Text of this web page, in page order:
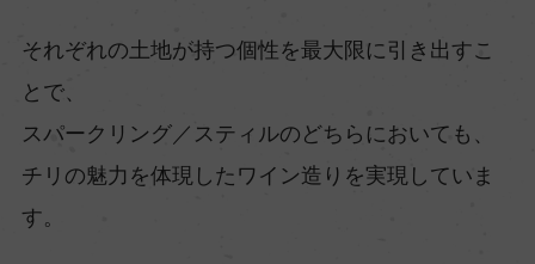
それぞれの土地が持つ個性を最大限に引き出すこ
とで、
スパークリング／スティルのどちらにおいても、
チリの魅力を体現したワイン造りを実現していま
す。